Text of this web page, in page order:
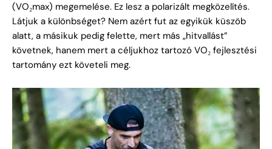
(VO₂max) megemelése. Ez lesz a polarizált megközelítés.
Látjuk a különbséget? Nem azért fut az egyikük küszöb
alatt, a másikuk pedig felette, mert más „hitvallást”
követnek, hanem mert a céljukhoz tartozó VO₂ fejlesztési
tartomány ezt követeli meg.